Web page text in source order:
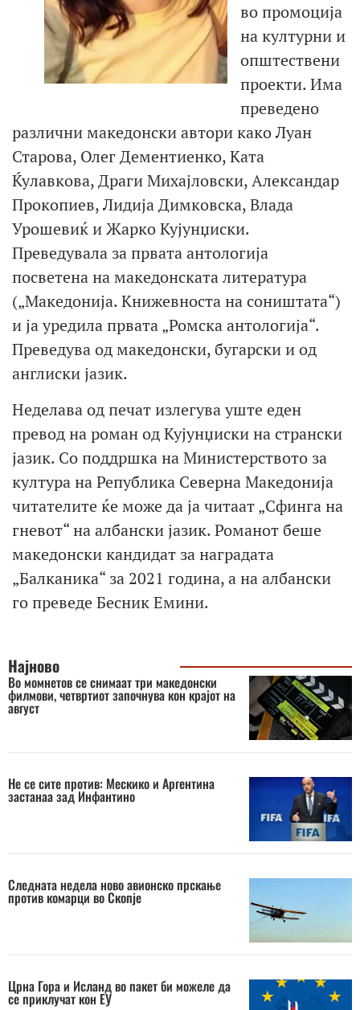
во промоција
на културни и
општествени
проекти. Има
преведено
различни македонски автори како Луан
Старова, Олег Дементиенко, Ката
Ќулавкова, Драги Михајловски, Александар
Прокопиев, Лидија Димковска, Влада
Урошевиќ и Жарко Кујунџиски.
Преведувала за првата антологија
посветена на македонската литература
(„Македонија. Книжевноста на соништата“)
и ја уредила првата „Ромска антологија“.
Преведува од македонски, бугарски и од
англиски јазик.
Неделава од печат излегува уште еден
превод на роман од Кујунџиски на странски
јазик. Со поддршка на Министерството за
култура на Република Северна Македонија
читателите ќе може да ја читаат „Сфинга на
гневот“ на албански јазик. Романот беше
македонски кандидат за наградата
„Балканика“ за 2021 година, а на албански
го преведе Бесник Емини.
Најново
Во момнетов се снимаат три македонски
филмови, четвртиот започнува кон крајот на
август
Не се сите против: Мескико и Аргентина
застанаа зад Инфантино
Следната недела ново авионско прскање
против комарци во Скопје
Црна Гора и Исланд во пакет би можеле да
се приклучат кон ЕУ